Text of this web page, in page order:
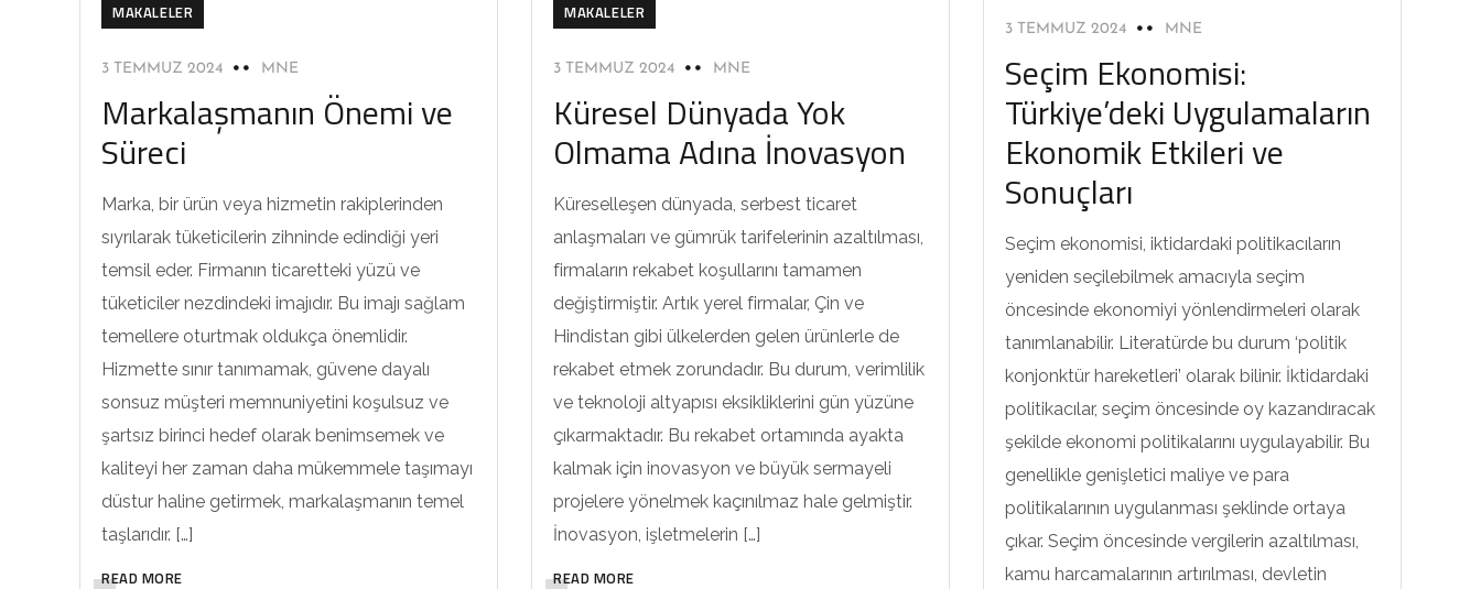
3 TEMMUZ 2024 MNE
Seçim Ekonomisi:
Türkiye’deki Uygulamaların
Ekonomik Etkileri ve
Sonuçları
Seçim ekonomisi, iktidardaki politikacıların
yeniden seçilebilmek amacıyla seçim
öncesinde ekonomiyi yönlendirmeleri olarak
tanımlanabilir. Literatürde bu durum ‘politik
konjonktür hareketleri’ olarak bilinir. İktidardaki
politikacılar, seçim öncesinde oy kazandıracak
şekilde ekonomi politikalarını uygulayabilir. Bu
genellikle genişletici maliye ve para
politikalarının uygulanması şeklinde ortaya
çıkar. Seçim öncesinde vergilerin azaltılması,
kamu harcamalarının artırılması, devletin
MAKALELER
3 TEMMUZ 2024 MNE
Markalaşmanın Önemi ve
Süreci
Marka, bir ürün veya hizmetin rakiplerinden
sıyrılarak tüketicilerin zihninde edindiği yeri
temsil eder. Firmanın ticaretteki yüzü ve
tüketiciler nezdindeki imajıdır. Bu imajı sağlam
temellere oturtmak oldukça önemlidir.
Hizmette sınır tanımamak, güvene dayalı
sonsuz müşteri memnuniyetini koşulsuz ve
şartsız birinci hedef olarak benimsemek ve
kaliteyi her zaman daha mükemmele taşımayı
düstur haline getirmek, markalaşmanın temel
taşlarıdır. […]
READ MORE
MAKALELER
3 TEMMUZ 2024 MNE
Küresel Dünyada Yok
Olmama Adına İnovasyon
Küreselleşen dünyada, serbest ticaret
anlaşmaları ve gümrük tarifelerinin azaltılması,
firmaların rekabet koşullarını tamamen
değiştirmiştir. Artık yerel firmalar, Çin ve
Hindistan gibi ülkelerden gelen ürünlerle de
rekabet etmek zorundadır. Bu durum, verimlilik
ve teknoloji altyapısı eksikliklerini gün yüzüne
çıkarmaktadır. Bu rekabet ortamında ayakta
kalmak için inovasyon ve büyük sermayeli
projelere yönelmek kaçınılmaz hale gelmiştir.
İnovasyon, işletmelerin […]
READ MORE